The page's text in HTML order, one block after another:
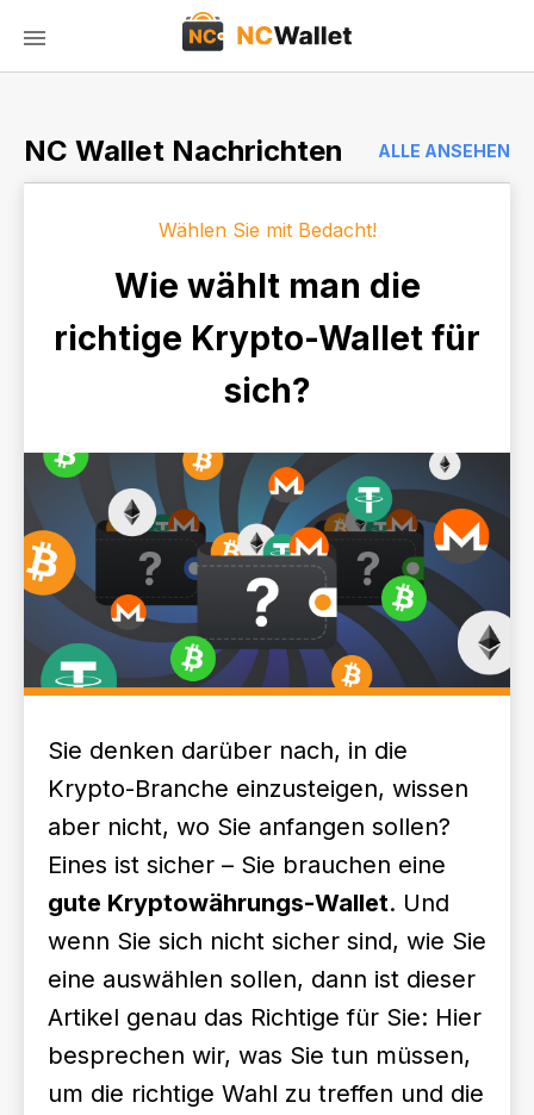
NC Wallet Nachrichten ALLE ANSEHEN
Wählen Sie mit Bedacht!
Wie wählt man die
richtige Krypto-Wallet für
sich?
Sie denken darüber nach, in die
Krypto-Branche einzusteigen, wissen
aber nicht, wo Sie anfangen sollen?
Eines ist sicher – Sie brauchen eine
gute Kryptowährungs-Wallet. Und
wenn Sie sich nicht sicher sind, wie Sie
eine auswählen sollen, dann ist dieser
Artikel genau das Richtige für Sie: Hier
besprechen wir, was Sie tun müssen,
um die richtige Wahl zu treffen und die